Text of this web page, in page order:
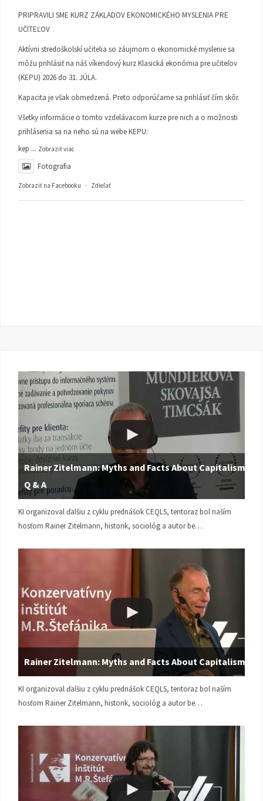
PRIPRAVILI SME KURZ ZÁKLADOV EKONOMICKÉHO MYSLENIA PRE
UČITEĽOV
Aktívni stredoškolskí učitelia so záujmom o ekonomické myslenie sa
môžu prihlásiť na náš víkendový kurz Klasická ekonómia pre učiteľov
(KEPU) 2026 do 31. JÚLA.
Kapacita je však obmedzená. Preto odporúčame sa prihlásiť čím skôr.
Všetky informácie o tomto vzdelávacom kurze pre nich a o možnosti
prihlásenia sa na neho sú na webe KEPU:
kep ... Zobraziť viac
Fotografia
Zobraziť na Facebooku · Zdieľať
Rainer Zitelmann: Myths and Facts About Capitalism |
Q & A
KI organizoval ďalšiu z cyklu prednášok CEQLS, tentoraz bol naším
hosťom Rainer Zitelmann, historik, sociológ a autor be…
Rainer Zitelmann: Myths and Facts About Capitalism
KI organizoval ďalšiu z cyklu prednášok CEQLS, tentoraz bol naším
hosťom Rainer Zitelmann, historik, sociológ a autor be…